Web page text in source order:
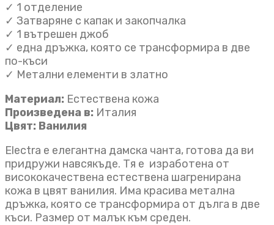
✓ 1 отделение
✓ Затваряне с капак и закопчалка
✓ 1 вътрешен джоб
✓ една дръжка, която се трансформира в две
по-къси
✓ Метални елементи в златно
Материал: Естествена кожа
Произведена в: Италия
Цвят: Ванилия
Electra e елегантна дамска чанта, готова да ви
придружи навсякъде. Тя е изработена от
висококачествена естествена шагренирана
кожа в цвят ванилия. Има красива метална
дръжка, която се трансформира от дълга в две
къси. Размер от малък към среден.